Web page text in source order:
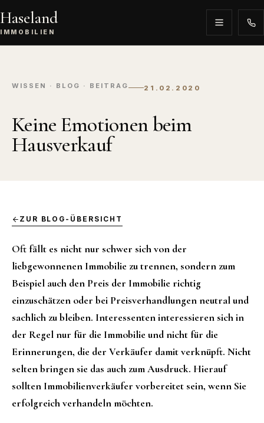
Haseland
IMMOBILIEN
WISSEN · BLOG · BEITRAG 21.02.2020
Keine Emotionen beim
Hausverkauf
ZUR BLOG-ÜBERSICHT
Oft fällt es nicht nur schwer sich von der
liebgewonnenen Immobilie zu trennen, sondern zum
Beispiel auch den Preis der Immobilie richtig
einzuschätzen oder bei Preisverhandlungen neutral und
sachlich zu bleiben. Interessenten interessieren sich in
der Regel nur für die Immobilie und nicht für die
Erinnerungen, die der Verkäufer damit verknüpft. Nicht
selten bringen sie das auch zum Ausdruck. Hierauf
sollten Immobilienverkäufer vorbereitet sein, wenn Sie
erfolgreich verhandeln möchten.